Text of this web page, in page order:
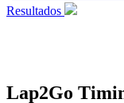
Resultados
Lap2Go